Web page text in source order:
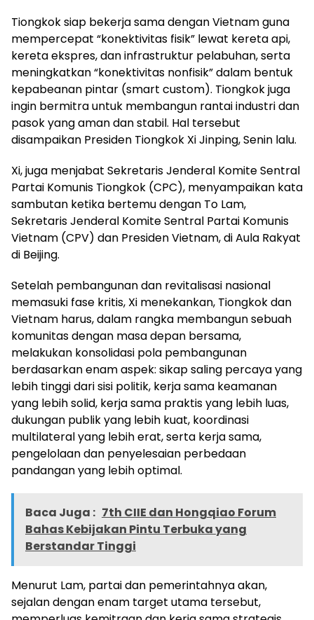
Tiongkok siap bekerja sama dengan Vietnam guna
mempercepat “konektivitas fisik” lewat kereta api,
kereta ekspres, dan infrastruktur pelabuhan, serta
meningkatkan “konektivitas nonfisik” dalam bentuk
kepabeanan pintar (smart custom). Tiongkok juga
ingin bermitra untuk membangun rantai industri dan
pasok yang aman dan stabil. Hal tersebut
disampaikan Presiden Tiongkok Xi Jinping, Senin lalu.
Xi, juga menjabat Sekretaris Jenderal Komite Sentral
Partai Komunis Tiongkok (CPC), menyampaikan kata
sambutan ketika bertemu dengan To Lam,
Sekretaris Jenderal Komite Sentral Partai Komunis
Vietnam (CPV) dan Presiden Vietnam, di Aula Rakyat
di Beijing.
Setelah pembangunan dan revitalisasi nasional
memasuki fase kritis, Xi menekankan, Tiongkok dan
Vietnam harus, dalam rangka membangun sebuah
komunitas dengan masa depan bersama,
melakukan konsolidasi pola pembangunan
berdasarkan enam aspek: sikap saling percaya yang
lebih tinggi dari sisi politik, kerja sama keamanan
yang lebih solid, kerja sama praktis yang lebih luas,
dukungan publik yang lebih kuat, koordinasi
multilateral yang lebih erat, serta kerja sama,
pengelolaan dan penyelesaian perbedaan
pandangan yang lebih optimal.
Baca Juga : 7th CIIE dan Hongqiao Forum
Bahas Kebijakan Pintu Terbuka yang
Berstandar Tinggi
Menurut Lam, partai dan pemerintahnya akan,
sejalan dengan enam target utama tersebut,